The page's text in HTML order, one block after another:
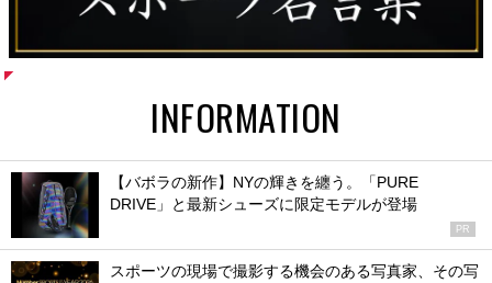
INFORMATION
【バボラの新作】NYの輝きを纏う。「PURE
DRIVE」と最新シューズに限定モデルが登場
PR
スポーツの現場で撮影する機会のある写真家、その写